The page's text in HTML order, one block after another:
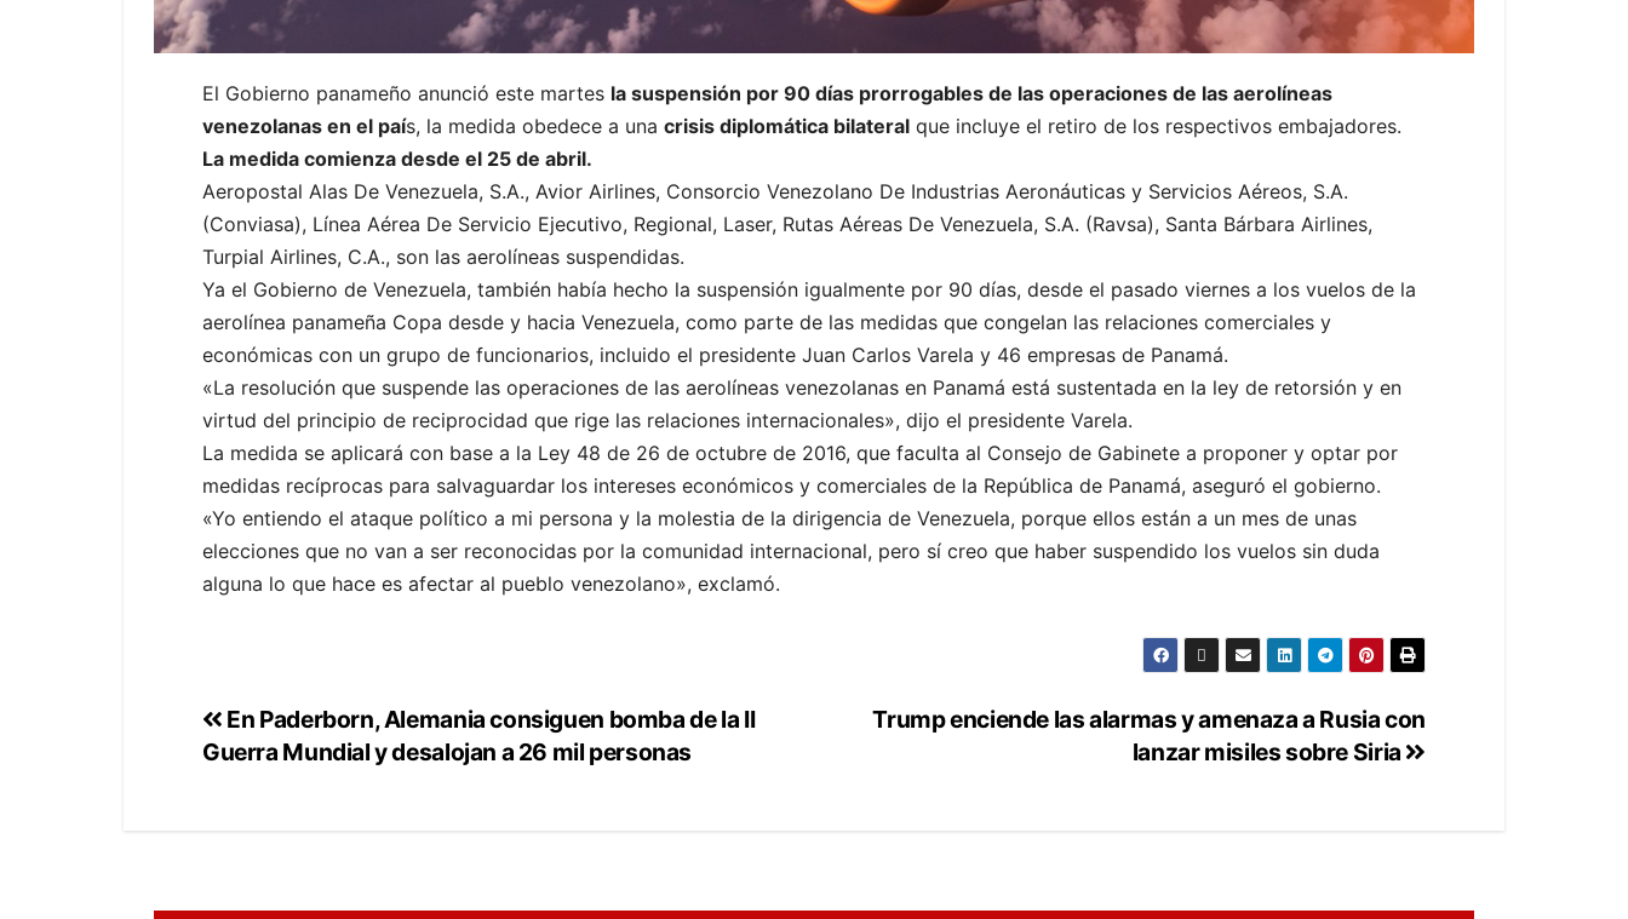
El Gobierno panameño anunció este martes la suspensión por 90 días prorrogables de las operaciones de las aerolíneas
venezolanas en el país, la medida obedece a una crisis diplomática bilateral que incluye el retiro de los respectivos embajadores.
La medida comienza desde el 25 de abril.
Aeropostal Alas De Venezuela, S.A., Avior Airlines, Consorcio Venezolano De Industrias Aeronáuticas y Servicios Aéreos, S.A.
(Conviasa), Línea Aérea De Servicio Ejecutivo, Regional, Laser, Rutas Aéreas De Venezuela, S.A. (Ravsa), Santa Bárbara Airlines,
Turpial Airlines, C.A., son las aerolíneas suspendidas.
Ya el Gobierno de Venezuela, también había hecho la suspensión igualmente por 90 días, desde el pasado viernes a los vuelos de la
aerolínea panameña Copa desde y hacia Venezuela, como parte de las medidas que congelan las relaciones comerciales y
económicas con un grupo de funcionarios, incluido el presidente Juan Carlos Varela y 46 empresas de Panamá.
«La resolución que suspende las operaciones de las aerolíneas venezolanas en Panamá está sustentada en la ley de retorsión y en
virtud del principio de reciprocidad que rige las relaciones internacionales», dijo el presidente Varela.
La medida se aplicará con base a la Ley 48 de 26 de octubre de 2016, que faculta al Consejo de Gabinete a proponer y optar por
medidas recíprocas para salvaguardar los intereses económicos y comerciales de la República de Panamá, aseguró el gobierno.
«Yo entiendo el ataque político a mi persona y la molestia de la dirigencia de Venezuela, porque ellos están a un mes de unas
elecciones que no van a ser reconocidas por la comunidad internacional, pero sí creo que haber suspendido los vuelos sin duda
alguna lo que hace es afectar al pueblo venezolano», exclamó.
Trump enciende las alarmas y amenaza a Rusia con
lanzar misiles sobre Siria
En Paderborn, Alemania consiguen bomba de la II
Guerra Mundial y desalojan a 26 mil personas